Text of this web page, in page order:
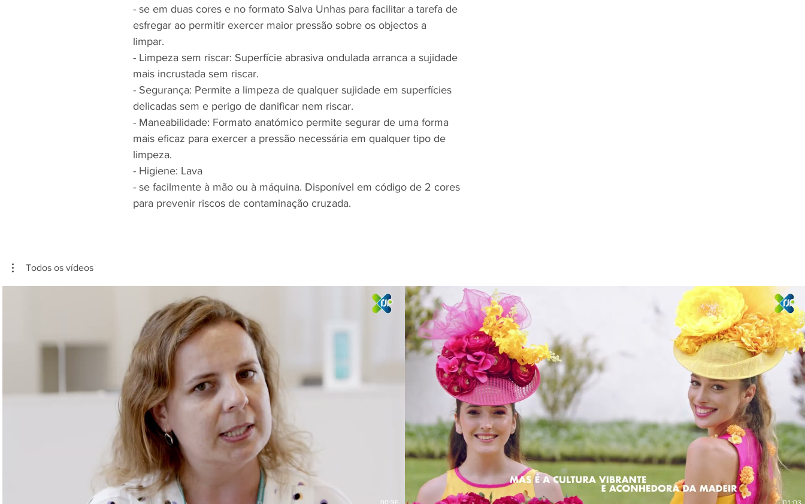
- se em duas cores e no formato Salva Unhas para facilitar a tarefa de
esfregar ao permitir exercer maior pressão sobre os objectos a
limpar.
- Limpeza sem riscar: Superfície abrasiva ondulada arranca a sujidade
mais incrustada sem riscar.
- Segurança: Permite a limpeza de qualquer sujidade em superfícies
delicadas sem e perigo de danificar nem riscar.
- Maneabilidade: Formato anatómico permite segurar de uma forma
mais eficaz para exercer a pressão necessária em qualquer tipo de
limpeza.
- Higiene: Lava
- se facilmente à mão ou à máquina. Disponível em código de 2 cores
para prevenir riscos de contaminação cruzada.
Todos os vídeos
Reproduzir vídeo
00:36 01:03